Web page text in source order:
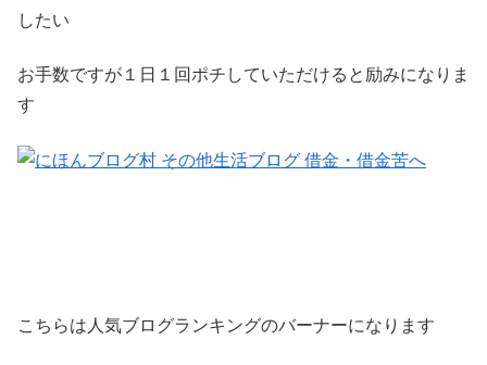
したい
お手数ですが１日１回ポチしていただけると励みになりま
す
こちらは人気ブログランキングのバーナーになります